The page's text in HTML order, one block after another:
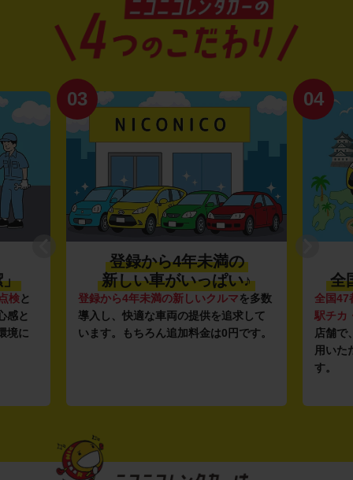
」
検と
感と
境に
03
登録から4年未満の
新しい車がいっぱい♪
登録から4年未満の新しいクルマを多数
導入し、快適な車両の提供を追求して
います。もちろん追加料金は0円です。
04
全
全国47
駅チカ
店舗で
用いた
す。